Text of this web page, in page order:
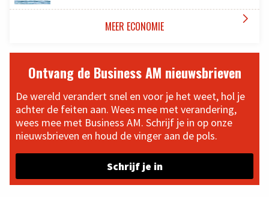
MEER ECONOMIE 
Ontvang de Business AM nieuwsbrieven
De wereld verandert snel en voor je het weet, hol je
achter de feiten aan. Wees mee met verandering,
wees mee met Business AM. Schrijf je in op onze
nieuwsbrieven en houd de vinger aan de pols.
Schrijf je in